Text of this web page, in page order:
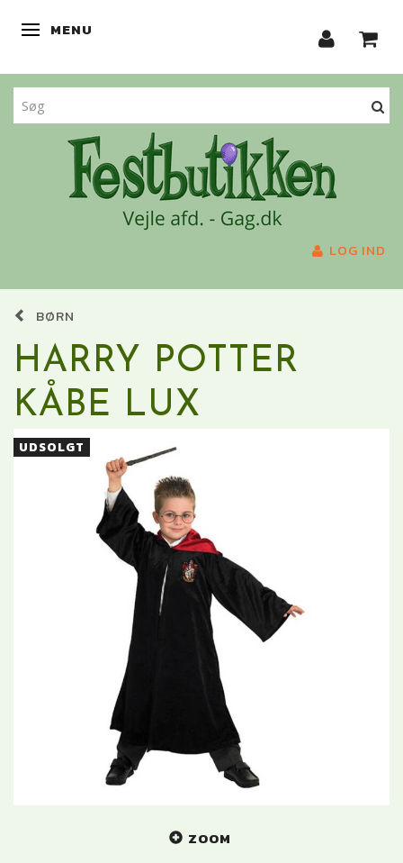
SKIFTE NAVIGATION
MENU
LOG IND
BØRN
HARRY POTTER
KÅBE LUX
UDSOLGT
ZOOM